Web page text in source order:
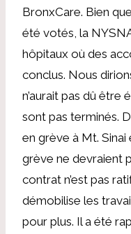
BronxCare. Bien
été votés, la
hôpitaux où des
conclus. Nous
n’aurait pas dû être
sont pas terminés.
en grève à Mt.
grève ne devraient
contrat n’est pas
démobilise les
pour plus. Il a été